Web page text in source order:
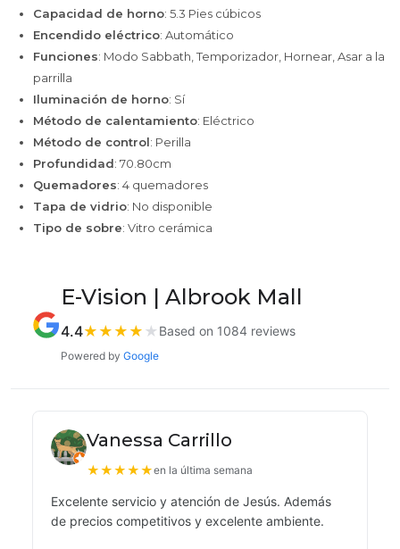
Capacidad de horno: 5.3 Pies cúbicos
Encendido eléctrico: Automático
Funciones: Modo Sabbath, Temporizador, Hornear, Asar a la
parrilla
Iluminación de horno: Sí
Método de calentamiento: Eléctrico
Método de control: Perilla
Profundidad: 70.80cm
Quemadores: 4 quemadores
Tapa de vidrio: No disponible
Tipo de sobre: Vitro cerámica
E-Vision | Albrook Mall
4.4★ ★ ★ ★ ★ Based on 1084 reviews
Powered by Google
Vanessa Carrillo
★★★★★en la última semana
Excelente servicio y atención de Jesús. Además
de precios competitivos y excelente ambiente.